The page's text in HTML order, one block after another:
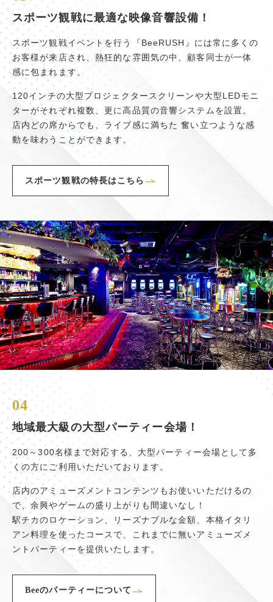
スポーツ観戦に最適な映像音響設備！
スポーツ観戦イベントを行う『BeeRUSH』には常に多くの
お客様が来店され、熱狂的な雰囲気の中、顧客同士が一体
感に包まれます。
120インチの大型プロジェクタースクリーンや大型LEDモニ
ターがそれぞれ複数、更に高品質の音響システムを設置。
店内どの席からでも、ライブ感に満ちた 奮い立つような感
動を味わうことができます。
スポーツ観戦の特長はこちら
04
地域最大級の大型パーティー会場！
200～300名様まで対応する、大型パーティー会場として多
くの方にご利用いただいております。
店内のアミューズメントコンテンツもお使いいただけるの
で、余興やゲームの盛り上がりも間違いなし！
駅チカのロケーション、リーズナブルな金額、本格イタリ
アン料理を使ったコースで、これまでに無いアミューズメ
ントパーティーを提供いたします。
Beeのパーティーについて